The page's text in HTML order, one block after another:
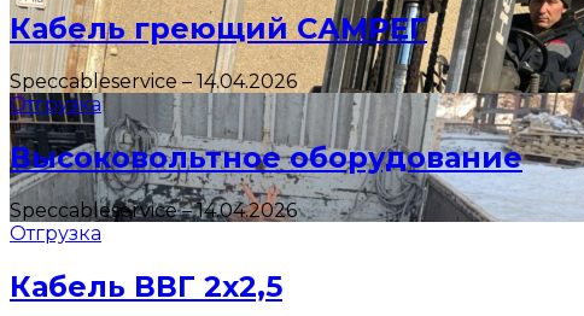
Кабель греющий САМРЕГ
Speccableservice–14.04.2026
Отгрузка
Высоковольтное оборудование
Speccableservice–14.04.2026
Отгрузка
Кабель ВВГ 2х2,5